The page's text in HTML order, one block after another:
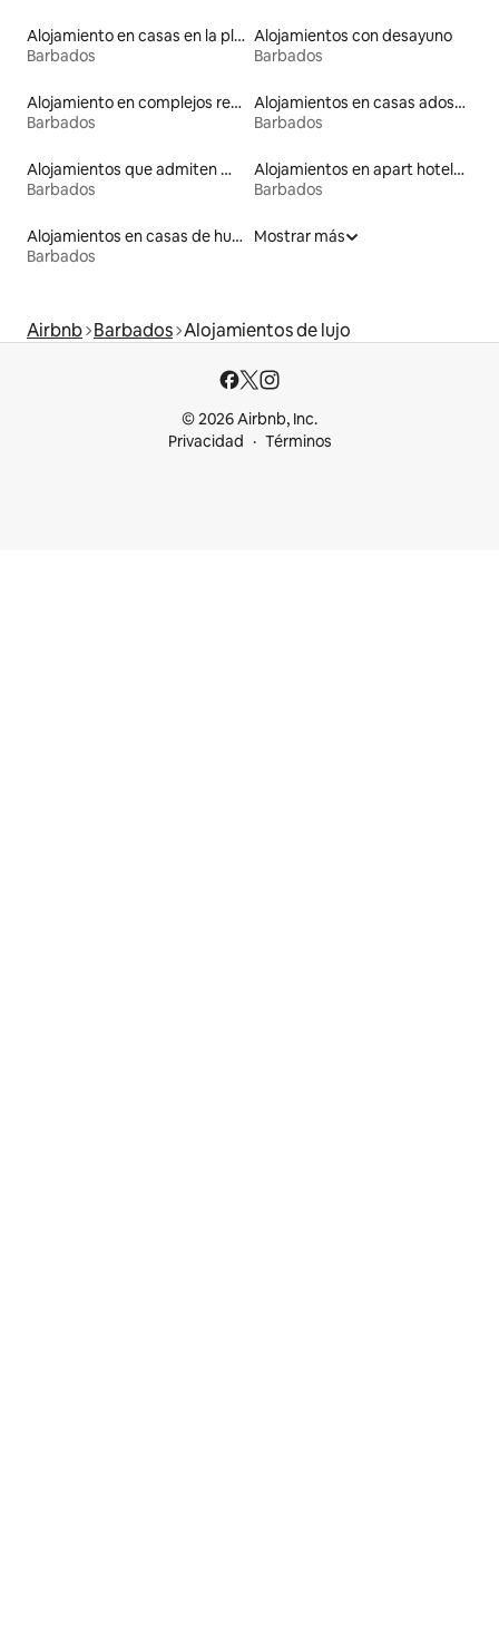
Alojamiento en casas en la playa
Barbados
Alojamientos con desayuno
Barbados
Alojamiento en complejos residenciales en la playa
Barbados
Alojamientos en casas adosadas
Barbados
Alojamientos que admiten mascotas
Barbados
Alojamientos en apart hoteles
Barbados
Alojamientos en casas de huéspedes
Barbados
Mostrar más
Airbnb Barbados Alojamientos de lujo
© 2026 Airbnb, Inc.
Privacidad
Términos